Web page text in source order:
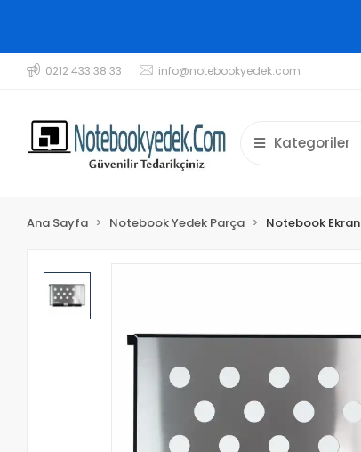
0212 433 38 33 info@notebookyedek.com
Kategoriler
Ana Sayfa Notebook Yedek Parça Notebook Ekran